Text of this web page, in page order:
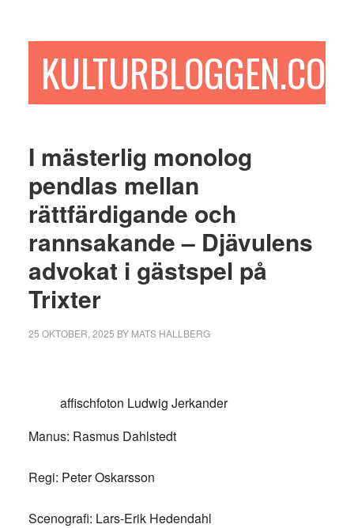
sidofältetKULTURBLOGGEN.COM
I mästerlig monolog
pendlas mellan
rättfärdigande och
rannsakande – Djävulens
advokat i gästspel på
Trixter
25 OKTOBER, 2025 BY MATS HALLBERG
affischfoton Ludwig Jerkander
Manus: Rasmus Dahlstedt
Regi: Peter Oskarsson
Scenografi: Lars-Erik Hedendahl